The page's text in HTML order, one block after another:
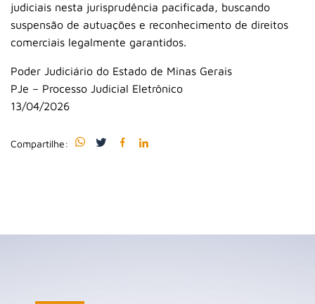
judiciais nesta jurisprudência pacificada, buscando
suspensão de autuações e reconhecimento de direitos
comerciais legalmente garantidos.
Poder Judiciário do Estado de Minas Gerais
PJe – Processo Judicial Eletrônico
13/04/2026
Compartilhe: